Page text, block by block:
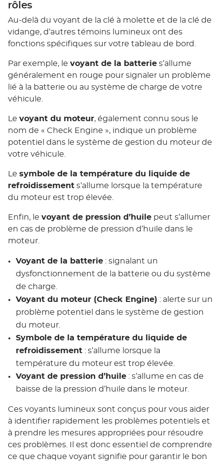
rôles
Au-delà du voyant de la clé à molette et de la clé de
vidange, d’autres témoins lumineux ont des
fonctions spécifiques sur votre tableau de bord.
Par exemple, le voyant de la batterie s’allume
généralement en rouge pour signaler un problème
lié à la batterie ou au système de charge de votre
véhicule.
Le voyant du moteur, également connu sous le
nom de « Check Engine », indique un problème
potentiel dans le système de gestion du moteur de
votre véhicule.
Le symbole de la température du liquide de
refroidissement s’allume lorsque la température
du moteur est trop élevée.
Enfin, le voyant de pression d’huile peut s’allumer
en cas de problème de pression d’huile dans le
moteur.
Voyant de la batterie : signalant un
dysfonctionnement de la batterie ou du système
de charge.
Voyant du moteur (Check Engine) : alerte sur un
problème potentiel dans le système de gestion
du moteur.
Symbole de la température du liquide de
refroidissement : s’allume lorsque la
température du moteur est trop élevée.
Voyant de pression d’huile : s’allume en cas de
baisse de la pression d’huile dans le moteur.
Ces voyants lumineux sont conçus pour vous aider
à identifier rapidement les problèmes potentiels et
à prendre les mesures appropriées pour résoudre
ces problèmes. Il est donc essentiel de comprendre
ce que chaque voyant signifie pour garantir le bon